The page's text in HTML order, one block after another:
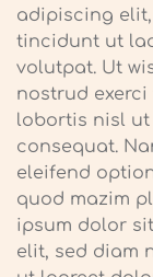
adipiscing
tincidunt ut
volutpat. Ut
nostrud
lobortis nisl ut
consequat.
eleifend
quod mazim
ipsum dolor
elit, sed diam